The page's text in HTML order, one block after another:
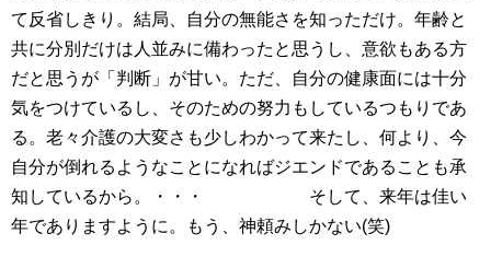
て反省しきり。結局、自分の無能さを知っただけ。年齢と
共に分別だけは人並みに備わったと思うし、意欲もある方
だと思うが「判断」が甘い。ただ、自分の健康面には十分
気をつけているし、そのための努力もしているつもりであ
る。老々介護の大変さも少しわかって来たし、何より、今
自分が倒れるようなことになればジエンドであることも承
知しているから。・・・ そして、来年は佳い
年でありますように。もう、神頼みしかない(笑)